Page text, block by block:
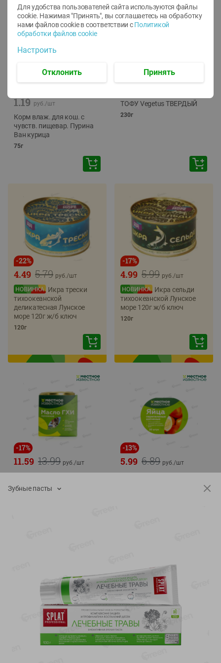
1.19 руб./шт
Корм влаж. для кош. с
чувств. пищевар. Пурина
Ван курица
75г
ТОФУ Vegetus ТВЕРДЫЙ
230г
-22%
5.79
4.49 руб./шт
Икра трески
тихоокеанской
деликатесная Лунское
море 120г ж/б ключ
120г
-17%
5.99
4.99 руб./шт
Икра сельди
тихоокеанской Лунское
море 120г ж/б ключ
120г
-17%
13.99
11.59 руб./шт
Местное Известное 99%
-13%
6.89
5.99 руб./шт
Показать 15-28 из 79
Каталог товаров
Зубные пасты
Для удобства пользователей сайта используются файлы
cookie. Нажимая "Принять", вы соглашаетесь на обработку
нами файлов cookie в соответствии с Политикой
обработки файлов cookie
Настроить
Отклонить Принять